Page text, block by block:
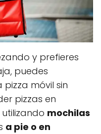
y prefieres
puedes
móvil sin
pizzas en
mochilas
a pie o en